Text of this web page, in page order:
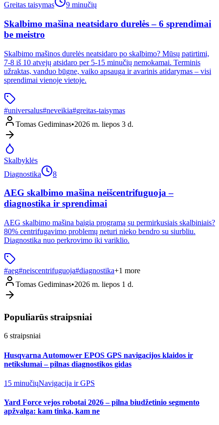
Greitas taisymas
9 minučių
Skalbimo mašina neatsidaro durelės – 6 sprendimai
be meistro
Skalbimo mašinos durelės neatsidaro po skalbimo? Mūsų patirtimi,
7-8 iš 10 atvejų atsidaro per 5-15 minučių nemokamai. Terminis
užraktas, vanduo būgne, vaiko apsauga ir avarinis atidarymas – visi
sprendimai vienoje vietoje.
#universalus#neveikia#greitas-taisymas
Tomas Gediminas•2026 m. liepos 3 d.
Skalbyklės
Diagnostika
8
AEG skalbimo mašina neišcentrifuguoja –
diagnostika ir sprendimai
AEG skalbimo mašina baigia programą su permirkusiais skalbiniais?
80% centrifugavimo problemų neturi nieko bendro su siurbliu.
Diagnostika nuo perkrovimo iki variklio.
#aeg#neiscentrifuguoja#diagnostika+1 more
Tomas Gediminas•2026 m. liepos 1 d.
Populiarūs straipsniai
6 straipsniai
Husqvarna Automower EPOS GPS navigacijos klaidos ir
netikslumai – pilnas diagnostikos gidas
15 minučiųNavigacija ir GPS
Yard Force vejos robotai 2026 – pilna biudžetinio segmento
apžvalga: kam tinka, kam ne